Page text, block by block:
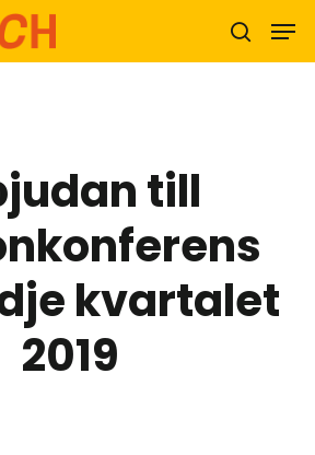
till
kvartalet
2019